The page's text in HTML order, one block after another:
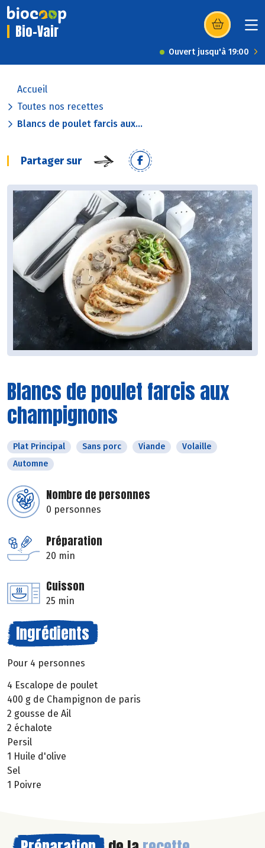
Bio-Vair (s’ouvre dans
Ouvert jusqu'à 19:00
Accueil
Toutes nos recettes
Blancs de poulet farcis aux...
Partager sur
Blancs de poulet farcis aux
champignons
Plat Principal Sans porc Viande
Volaille
Automne
Nombre de personnes
0 personnes
Préparation
20 min
Cuisson
25 min
Ingrédients
Pour 4 personnes
4 Escalope de poulet
400 g de Champignon de paris
2 gousse de Ail
2 échalote
Persil
1 Huile d'olive
Sel
1 Poivre